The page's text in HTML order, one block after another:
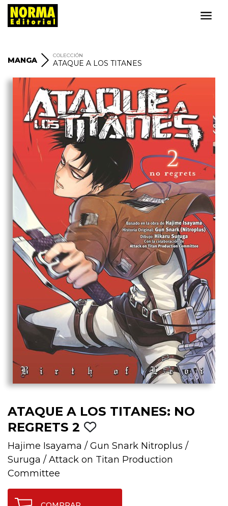
MANGA
COLECCIÓN
ATAQUE A LOS TITANES
ATAQUE A LOS TITANES: NO
REGRETS 2
Hajime Isayama / Gun Snark Nitroplus /
Suruga / Attack on Titan Production
Committee